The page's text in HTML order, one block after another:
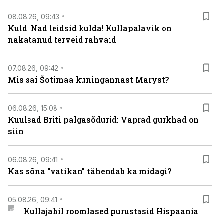
08.08.26, 09:43
Kuld! Nad leidsid kulda! Kullapalavik on
nakatanud terveid rahvaid
07.08.26, 09:42
Mis sai Šotimaa kuningannast Maryst?
06.08.26, 15:08
Kuulsad Briti palgasõdurid: Vaprad gurkhad on
siin
06.08.26, 09:41
Kas sõna “vatikan” tähendab ka midagi?
05.08.26, 09:41
Kullajahil roomlased purustasid Hispaania